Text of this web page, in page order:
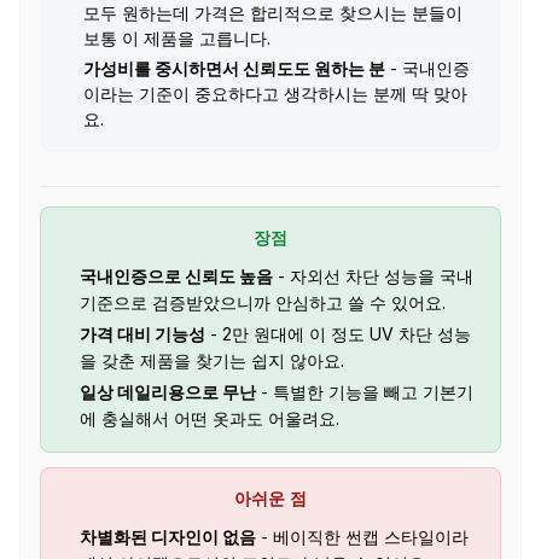
모두 원하는데 가격은 합리적으로 찾으시는 분들이
보통 이 제품을 고릅니다.
가성비를 중시하면서 신뢰도도 원하는 분 - 국내인증
이라는 기준이 중요하다고 생각하시는 분께 딱 맞아
요.
장점
국내인증으로 신뢰도 높음 - 자외선 차단 성능을 국내
기준으로 검증받았으니까 안심하고 쓸 수 있어요.
가격 대비 기능성 - 2만 원대에 이 정도 UV 차단 성능
을 갖춘 제품을 찾기는 쉽지 않아요.
일상 데일리용으로 무난- 특별한 기능을 빼고 기본기
에 충실해서 어떤 옷과도 어울려요.
아쉬운 점
차별화된 디자인이 없음 - 베이직한 썬캡 스타일이라